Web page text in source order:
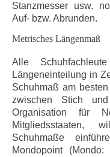
Stanzmesser usw.
Auf- bzw. Abrunden.
Metrisches Längenmaß
Alle
Längeneinteilung in
Schuhmaß am
zwischen Stich
Organisation für
Mitgliedsstaaten,
Schuhmaße
Mondopoint